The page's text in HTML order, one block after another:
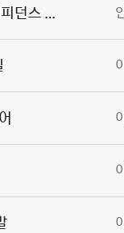
웨어러블 시스템에서의 고해상도 단일 픽셀 이미지 센싱을 위한 임피던스 기반 아키텍처